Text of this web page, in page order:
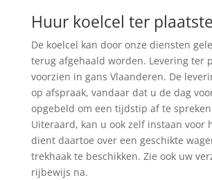
Huur koelcel ter
De koelcel kan door onze diensten
terug afgehaald worden. Levering ter
voorzien in gans Vlaanderen. De
op afspraak, vandaar dat u de dag
opgebeld om een tijdstip af te
Uiteraard, kan u ook zelf instaan voor
dient daartoe over een geschikte
trekhaak te beschikken. Zie ook uw
rijbewijs na.